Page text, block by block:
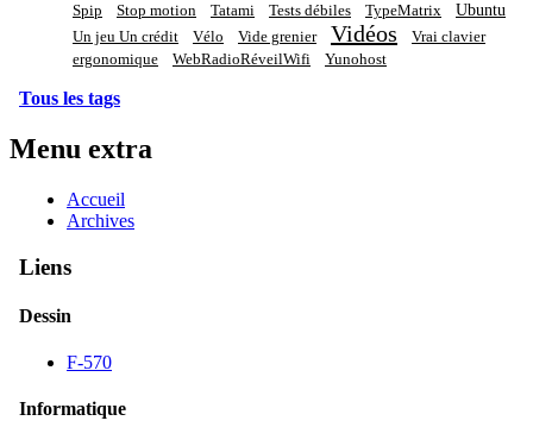
Spip
Stop motion Tatami Tests débiles TypeMatrix Ubuntu
Un jeu Un crédit Vélo Vide grenier Vidéos
Vrai clavier
ergonomique
WebRadioRéveilWifi Yunohost
Tous les tags
Menu extra
Accueil
Archives
Liens
Dessin
F-570
Informatique